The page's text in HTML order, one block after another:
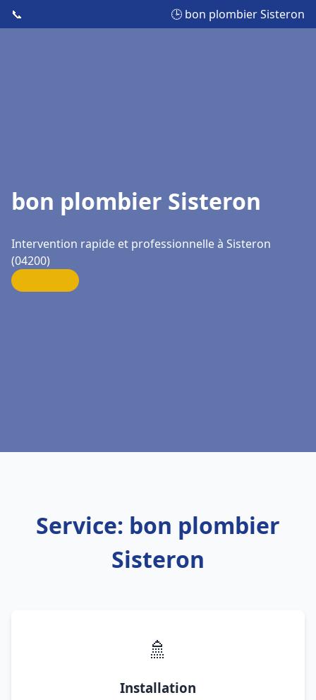
📞 🕒 bon plombier Sisteron
bon plombier Sisteron
Intervention rapide et professionnelle à Sisteron
(04200)
Service: bon plombier
Sisteron
🚿
Installation